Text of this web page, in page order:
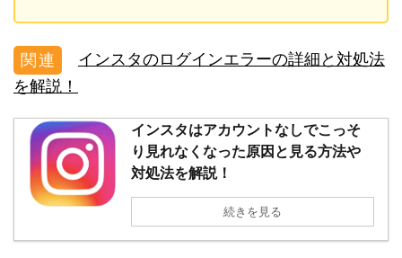
インスタのログインエラーの詳細と対処法
を解説！
インスタはアカウントなしでこっそ
り見れなくなった原因と見る方法や
対処法を解説！
続きを見る